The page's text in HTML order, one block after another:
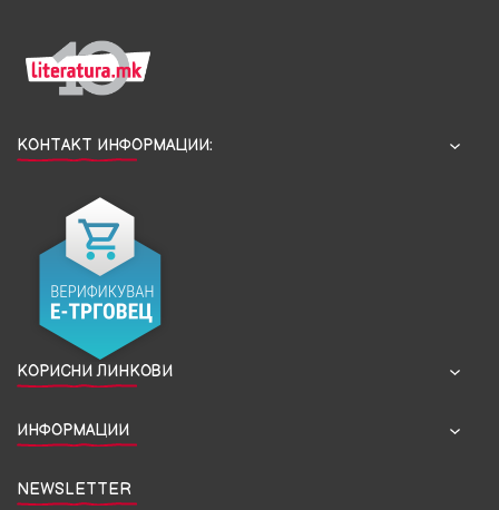
КОНТАКТ ИНФОРМАЦИИ:
КОРИСНИ ЛИНКОВИ
ИНФОРМАЦИИ
NEWSLETTER